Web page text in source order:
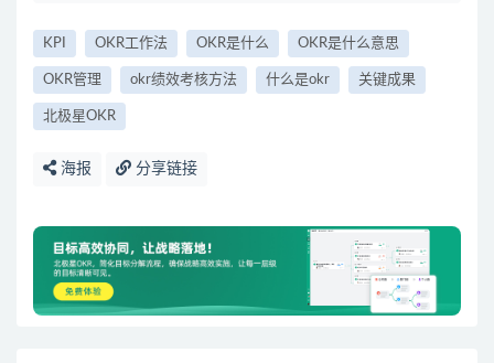
KPI OKR工作法 OKR是什么 OKR是什么意思
OKR管理 okr绩效考核方法 什么是okr 关键成果
北极星OKR
海报 分享链接